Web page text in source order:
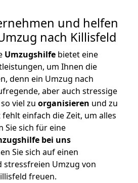
und helfen
nach Killisfeld
Umzugshilfe bietet eine
um Ihnen die
denn ein Umzug nach
aber auch stressige
viel zu organisieren und zu
einfach die Zeit, um alles
Sie sich für eine
bei uns
Sie sich auf einen
stressfreien Umzug von
freuen.